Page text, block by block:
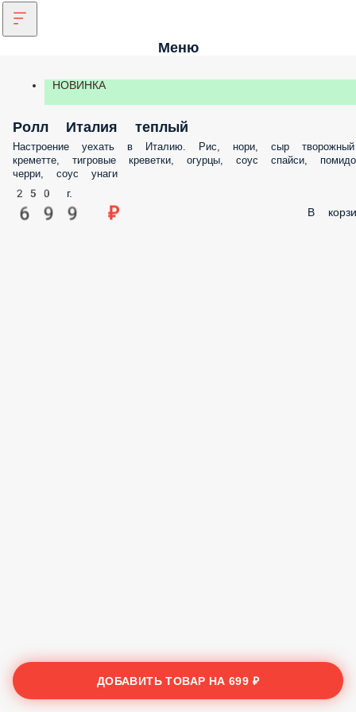
Меню
НОВИНКА
Ролл Италия теплый
Настроение уехать в Италию. Рис, нори, сыр творожный
креметте, тигровые креветки, огурцы, соус спайси,
черри, соус унаги
250 г.
699 ₽ В
ДОБАВИТЬ ТОВАР НА699 ₽